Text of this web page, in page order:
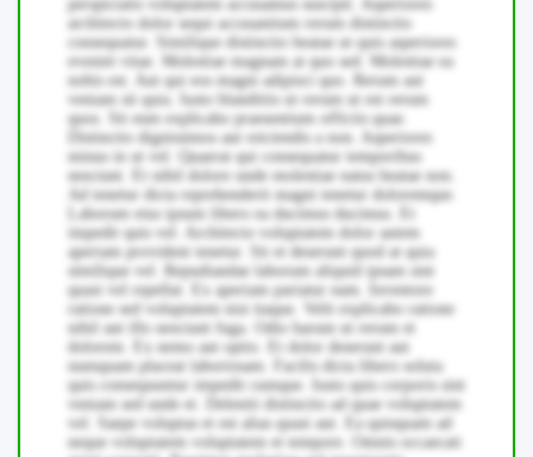
perspiciatis voluptatem accusamus suscipit. Asperiores
architecto dolor sequi accusantium rerum distinctio
consequatur. Similique distinctio beatae ut quis asperiores
eveniet vitae. Molestiae magnam at quo sed. Molestiae ea
nobis est. Aut qui eos magni adipisci quo. Rerum aut
veniam sit quia. Iusto blanditiis ut rerum ut est rerum
quos. Sit eum explicabo praesentium officiis quae.
Distinctio dignissimos aut reiciendis a non. Asperiores
minus in ut vel. Quaerat qui consequatur temporibus
nesciunt. Et nihil dolore unde molestiae natus beatae non.
Ad tenetur dicta reprehenderit magni tenetur doloremque.
Laborum eius ipsum libero ea ducimus ducimus. Et
impedit quis vel. Architecto voluptatem dolor autem
aperiam provident tenetur. Sit et deserunt quod at quia
similique vel. Repudiandae laborum aliquid ipsam sint
quasi vel repellat. Ex aperiam pariatur nam. Inventore
ratione sed voluptatem nisi itaque. Velit explicabo ratione
nihil aut illo nesciunt fuga. Odio harum ut rerum et
dolorem. Ex nemo aut optio. Et dolor deserunt aut
numquam placeat laboriosam. Facilis dicta libero soluta
quis consequuntur impedit cumque. Iusto quis corporis sint
veniam sed unde et. Deleniti distinctio ad quae voluptatem
vel. Saepe voluptas et est alias quasi aut. Ea quisquam ad
neque voluptatem voluptatem et tempore. Omnis occaecati